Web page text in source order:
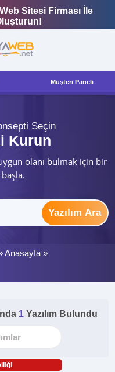
Sitesi Firması İle
Müşteri Paneli
Seçin
Kurun
olanı bulmak için bir
Yazılım Ara
Anasayfa »
1 Yazılım Bulundu